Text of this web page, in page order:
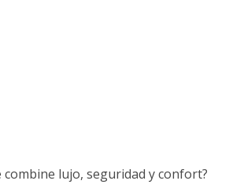
lujo, seguridad y confort?